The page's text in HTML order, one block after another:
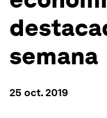
semana
25 oct. 2019